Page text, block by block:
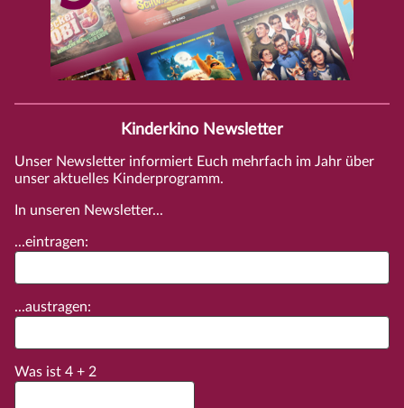
Kinderkino Newsletter
Unser Newsletter informiert Euch mehrfach im Jahr über
unser aktuelles Kinderprogramm.
In unseren Newsletter...
...eintragen:
...austragen:
Was ist 4 + 2